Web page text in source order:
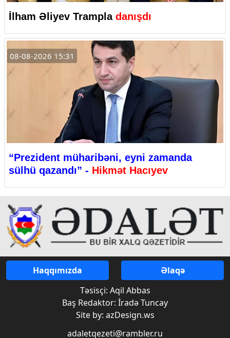
İlham Əliyev Trampla danışdı
08-08-2026 15:31
“Prezident müharibəni, eyni zamanda
sülhü qazandı” - Hikmət Hacıyev
Haqqımızda
Əlaqə
Təsisçi: Aqil Abbas
Baş Redaktor: İradə Tuncay
Site by: azDesign.ws
adaletqezeti@rambler.ru